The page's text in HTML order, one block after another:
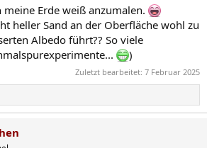
Erde weiß anzumalen.
heller Sand an der Oberfläche wohl zu
Albedo führt?? So viele
)
Zuletzt bearbeitet: 7 Februar 2025